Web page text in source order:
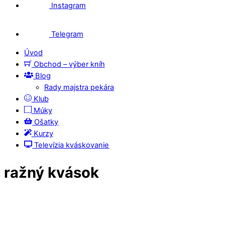
Instagram
Telegram
Úvod
Obchod – výber kníh
Blog
Rady majstra pekára
Klub
Múky
Ošatky
Kurzy
Televízia kváskovanie
ražný kvások